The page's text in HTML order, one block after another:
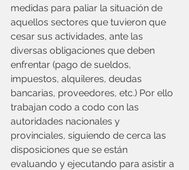
medidas para paliar la situación de
aquellos sectores que tuvieron que
cesar sus actividades, ante las
diversas obligaciones que deben
enfrentar (pago de sueldos,
impuestos, alquileres, deudas
bancarias, proveedores, etc.) Por ello
trabajan codo a codo con las
autoridades nacionales y
provinciales, siguiendo de cerca las
disposiciones que se están
evaluando y ejecutando para asistir a